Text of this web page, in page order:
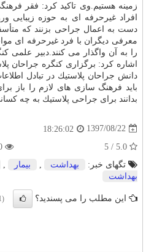
زمینه هستیم.وی تاكید كرد: فقر
افراد غیرحرفه ای به حوزه زیبایی
دست به اعمال جراحی بزنند كه
معرفی دیگران با فرد غیرحرفه ای
را به آن واگذار می كنند.دبیر علمی
اشاره كرد: برگزاری كنگره جراحان
دانش جراحان پلاستیك در تبادل
باید فرهنگ سازی های لازم را باز
بدانند برای جراحی پلاستیك به چه
1397/08/22
18:26:02
تگهای خبر:
بهداشت بیمار
بهداشت
این مطلب را می پسندید؟ (1)